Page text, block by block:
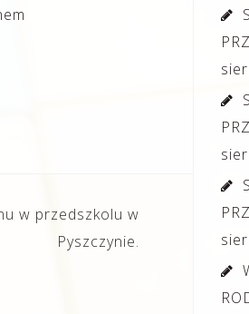
w przedszkolu w
Pyszczynie.